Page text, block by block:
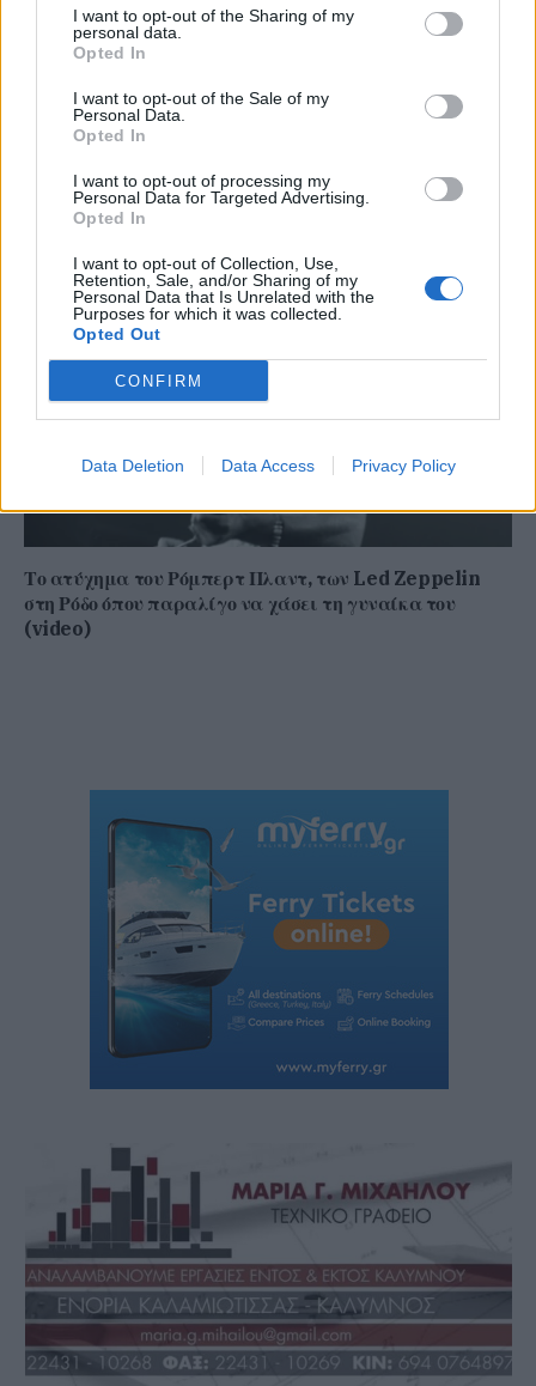
I want to opt-out of the Sharing of my
personal data.
Opted In
I want to opt-out of the Sale of my
Personal Data.
Opted In
I want to opt-out of processing my
Personal Data for Targeted Advertising.
Opted In
I want to opt-out of Collection, Use,
Retention, Sale, and/or Sharing of my
Personal Data that Is Unrelated with the
Purposes for which it was collected.
Opted Out
CONFIRM
Data Deletion Data Access Privacy Policy
Σε συνθήκες… καύσωνα οι σχέσεις ΤΕΕ Καλύμνου και
Δημοτικού Λιμενικού Ταμείου – Νέα σκληρή απάντηση
με συγκεκριμένα στοιχεία
Το ατύχημα του Ρόμπερτ Πλαντ, των Led Zeppelin
στη Ρόδο όπου παραλίγο να χάσει τη γυναίκα του
(video)